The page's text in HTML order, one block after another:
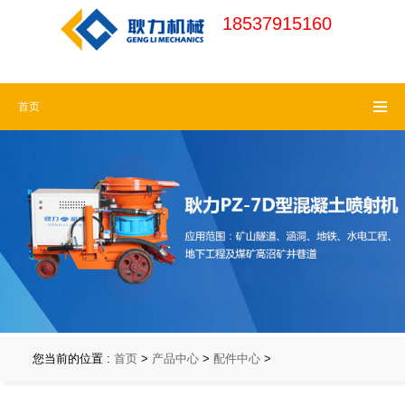
18537915160
网
18537915160 (周一
首页
您当前的位置 : 首页> 产品中心> 配件中心>